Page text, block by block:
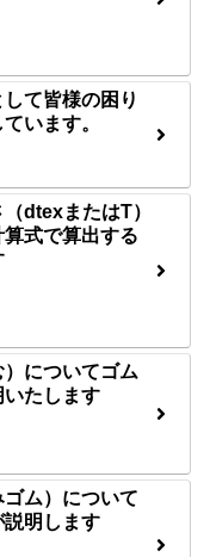
て皆様の困り
います。
dtexまたはT）
式で算出する
についてゴム
たします
ム）について
説明します